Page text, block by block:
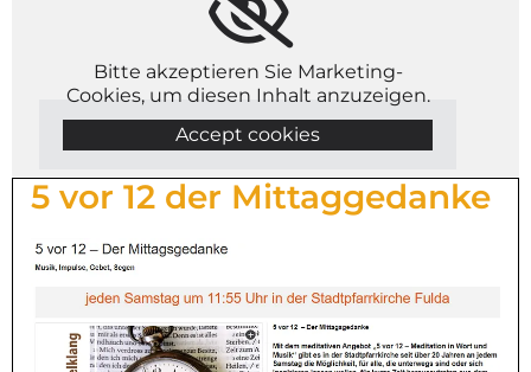
Bitte akzeptieren Sie Marketing-
Cookies, um diesen Inhalt anzuzeigen.
Accept cookies
5 vor 12 der Mittaggedanke